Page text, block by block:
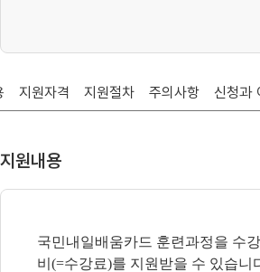
지원자격 지원절차 주의사항 신청과
지원내용
국민내일배움카드 훈련과정을 수
비 (=수강료)를 지원받을 수 있습니